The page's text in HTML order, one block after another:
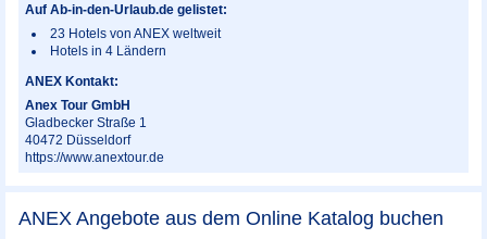
Auf Ab-in-den-Urlaub.de gelistet:
23 Hotels von ANEX weltweit
Hotels in 4 Ländern
ANEX Kontakt:
Anex Tour GmbH
Gladbecker Straße 1
40472 Düsseldorf
https://www.anextour.de
ANEX Angebote aus dem Online Katalog buchen